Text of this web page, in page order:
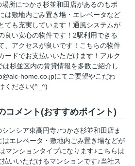
所につかさ杉並和田店があるのもポ
は敷地内ごみ置き場・エレベータなど
ても充実しています！通風システムが
良い安心の物件です！2駅利用できる
、アクセスが良いです！こちらの物件
ードでお支払いいただけます！アルク
は杉並区内の賃貸情報を多数ご紹介し
home.co.jpにてご要望やこだわ
ください(^_^)
コメント(おすすめポイント)
ンシア東高円寺♪つかさ杉並和田店ま
エレベータ・敷地内ごみ置き場などが
マンションタイプになります♪こちらは
いいただけるマンションです♪当社ス